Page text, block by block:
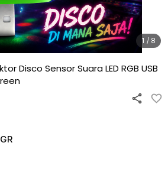
1 / 8
Disco Sensor Suara LED RGB USB